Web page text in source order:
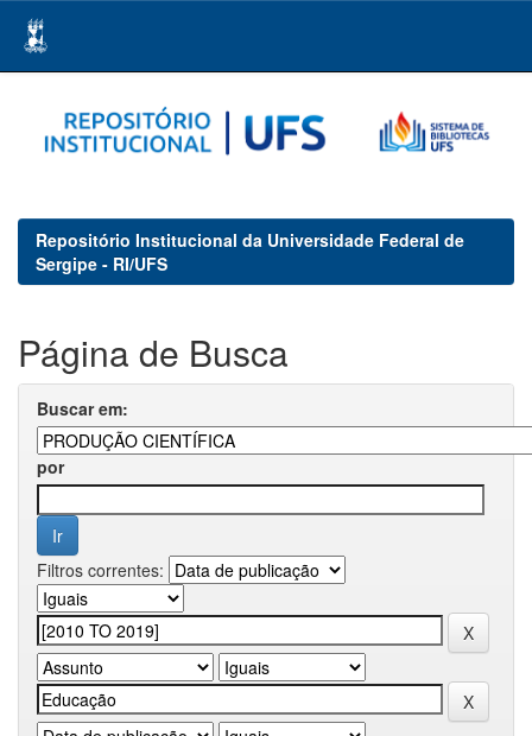
navigation
Repositório Institucional da Universidade Federal de
Sergipe - RI/UFS
Página de Busca
Buscar em:
por
Filtros correntes: